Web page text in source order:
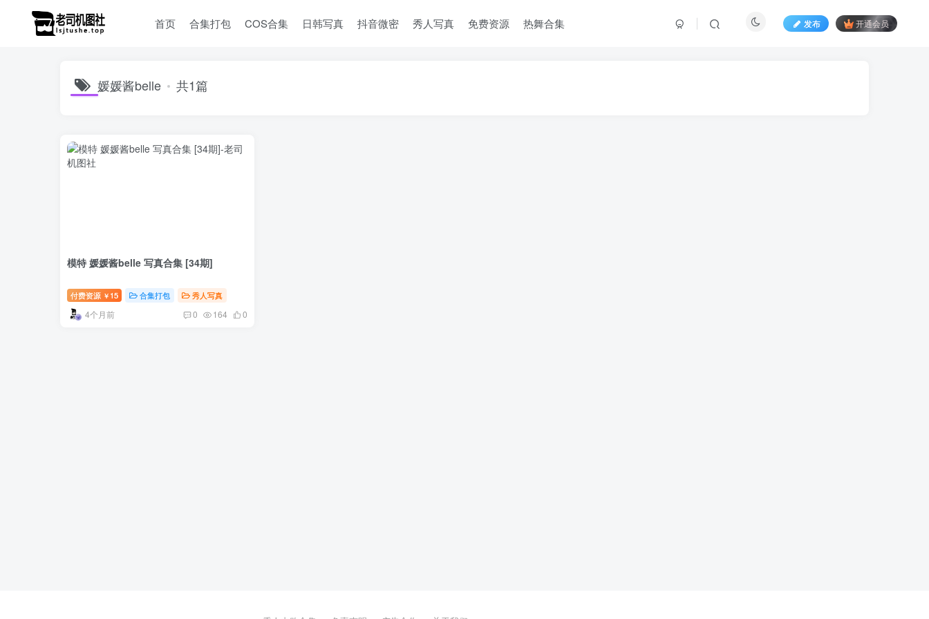
首页 合集打包 COS合集 日韩写真 抖音微密 秀人写真 免费资源 热舞合集 发布 开通会员
媛媛酱belle 共1篇
模特 媛媛酱belle 写真合集 [34期]
付费资源 ￥ 15 合集打包 秀人写真
4个月前 0 164 0